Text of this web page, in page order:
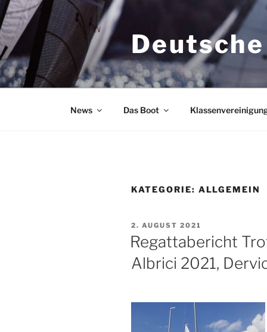
Zum
Inhalt
springen
News Das Boot
KATEGORIE: ALLGEMEIN
VERÖFFENTLICHT
AM
2. AUGUST 2021
Regattabericht
Albrici 2021,